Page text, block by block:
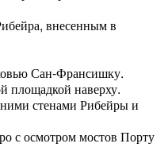
внесенным в
Сан-Франсишку.
площадкой наверху.
стенами Рибейры и
с осмотром мостов Порту